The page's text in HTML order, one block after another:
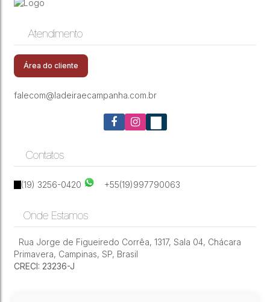
Apto venda Spazio Castellon - Campinas
CEP: 13045-410
Carminha ,Campinas,São Paulo,Brasil
Atendimento
Área do cliente
falecom@ladeiraecampanha.com.br
Contatos
(19) 3256-0420 +55(19)997790063
Onde Estamos
Rua Jorge de Figueiredo Corrêa, 1317, Sala 04, Chácara
Primavera, Campinas, SP, Brasil
CRECI: 23236-J